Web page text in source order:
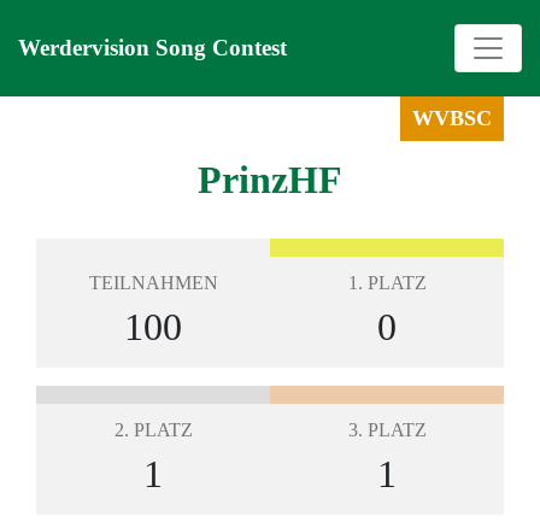
Werdervision Song Contest
WVBSC
PrinzHF
TEILNAHMEN
100
1. PLATZ
0
2. PLATZ
1
3. PLATZ
1